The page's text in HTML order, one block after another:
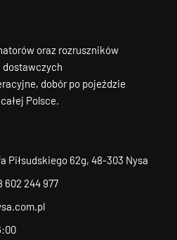
oraz rozruszników
dostawczych
dobór po pojeździe
Polsce.
Piłsudskiego 62g, 48-303 Nysa
602 244 977